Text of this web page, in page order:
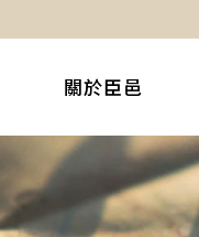
關於臣邑